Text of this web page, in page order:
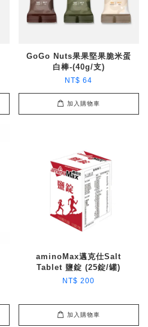
GoGo Nuts果果堅果脆米蛋
白棒-(40g/支)
NT$ 64
加入購物車
aminoMax邁克仕Salt
Tablet 鹽錠 (25錠/罐)
NT$ 200
加入購物車